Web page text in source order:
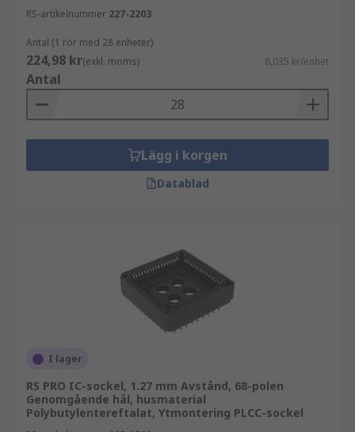
RS-artikelnummer 227-2203
Antal (1 rör med 28 enheter)
224,98 kr(exkl. moms) 8,035 kr/enhet
Antal
Lägg i korgen
Datablad
I lager
RS PRO IC-sockel, 1.27 mm Avstånd, 68-polen
Genomgående hål, husmaterial
Polybutylentereftalat, Ytmontering PLCC-sockel